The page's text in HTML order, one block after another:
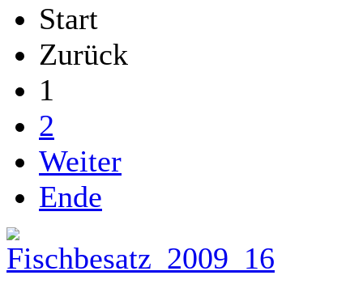
Start
Zurück
1
2
Weiter
Ende